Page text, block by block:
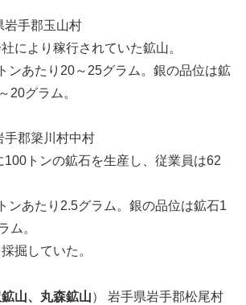
岩手郡玉山村
により稼行されていた鉱山。
ンあたり20～25グラム。銀の品位は鉱
20グラム。
手郡簗川村中村
100トンの鉱石を生産し、従業員は62
ンあたり2.5グラム。銀の品位は鉱石1
ム。
掘していた。
山、丸森鉱山） 岩手県岩手郡松尾村